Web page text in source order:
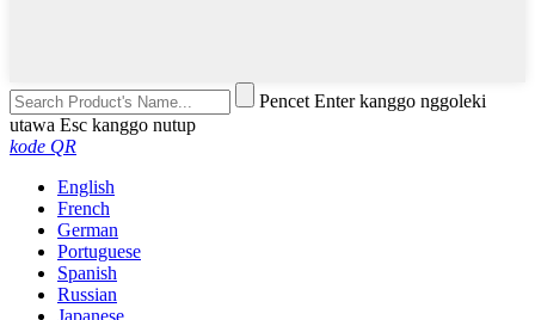
Pencet Enter kanggo nggoleki
utawa Esc kanggo nutup
kode QR
English
French
German
Portuguese
Spanish
Russian
Japanese